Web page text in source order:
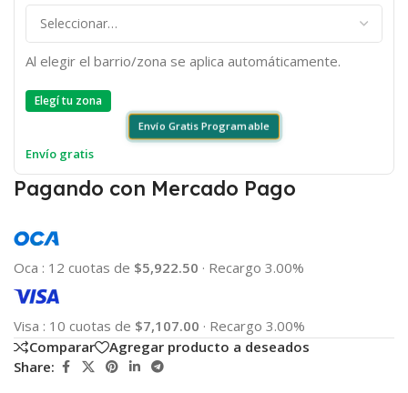
Al elegir el barrio/zona se aplica automáticamente.
Elegí tu zona
Envío Gratis Programable
Envío gratis
Pagando con Mercado Pago
Oca : 12 cuotas de $5,922.50 · Recargo 3.00%
Visa : 10 cuotas de $7,107.00 · Recargo 3.00%
Comparar
Agregar producto a deseados
Share: